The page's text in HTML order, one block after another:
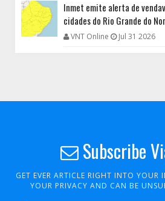
Inmet emite alerta de
cidades do Rio Grande do
VNT Online Jul 31 2026
Subscribe
GET EVER ARTICLE RIGHT INTO YOUR
YOUR PRIVACY AND CAN BE